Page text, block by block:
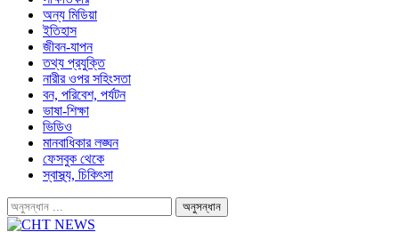
অন্য মিডিয়া
ইতিহাস
জীবন-যাপন
তথ্য প্রযুক্তি
নারীর ওপর সহিংসতা
বন, পরিবেশ, পর্যটন
ভাষা-শিক্ষা
ভিডিও
মানবাধিকার লঙ্ঘন
ফেসবুক থেকে
স্বাস্থ্য, চিকিৎসা